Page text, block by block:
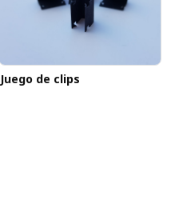
Juego de clips